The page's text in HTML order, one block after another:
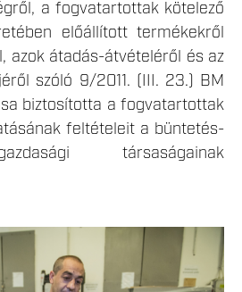
a fogvatartottak kötelező
előállított termékekről
azok átadás-átvételéről és az
szóló 9/2011. (III. 23.) BM
biztosította a fogvatartottak
feltételeit a büntetés-
társaságainak
25.JPG